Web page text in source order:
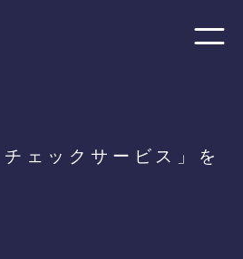
ェックサービス」を